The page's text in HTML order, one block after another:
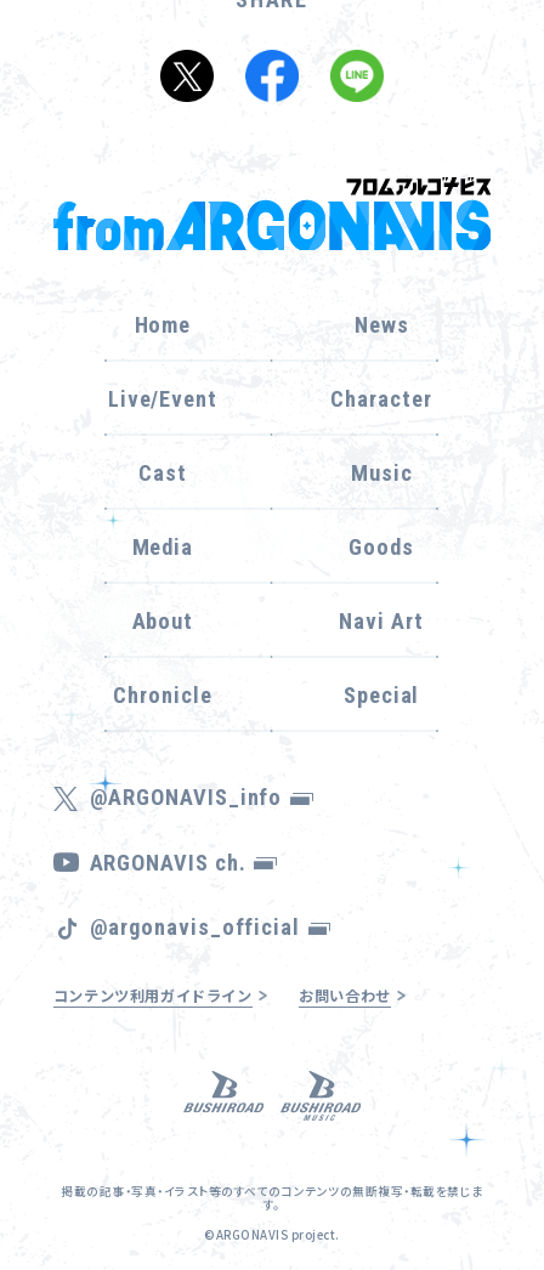
Home News
Live/Event Character
Cast Music
Media Goods
About Navi Art
Chronicle Special
@ARGONAVIS_info
ARGONAVIS ch.
@argonavis_official
コンテンツ利用ガイドライン お問い合わせ
掲載の記事・写真・イラスト等のすべてのコンテンツの無断複写・転載を禁じま
す。
©ARGONAVIS project.